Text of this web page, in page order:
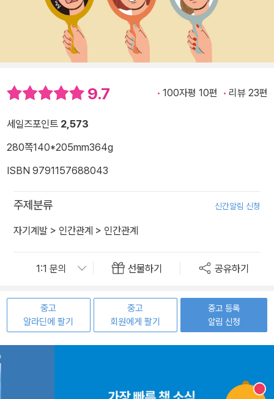
9.7 100자평 10편 리뷰 23편
세일즈포인트 2,573
280쪽140*205mm364g
ISBN 9791157688043
주제분류 신간알림 신청
자기계발 > 인간관계 > 인간관계
선물하기 공유하기
중고
알라딘에 팔기
중고
회원에게 팔기
중고 등록
알림 신청